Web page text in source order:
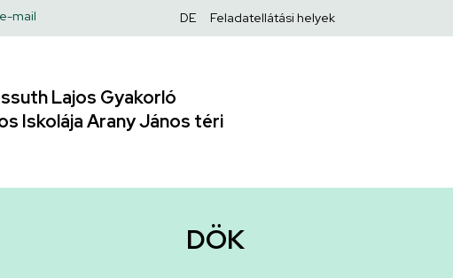
e-mail
Felső
DE Feladatellátási helyek
Lajos Gyakorló
Iskolája Arany János téri
DÖK